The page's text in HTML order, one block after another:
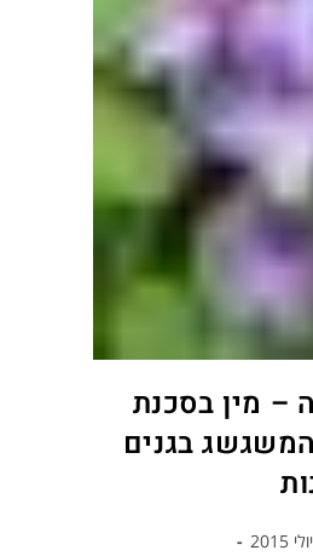
– מין בסכנת
בגנים